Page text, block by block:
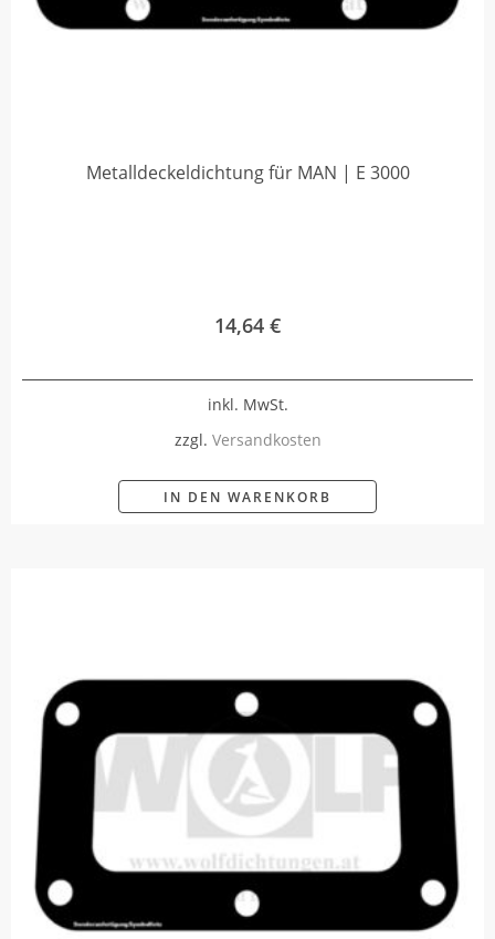
Metalldeckeldichtung für MAN | E 3000
14,64 €
inkl. MwSt.
zzgl. Versandkosten
IN DEN WARENKORB